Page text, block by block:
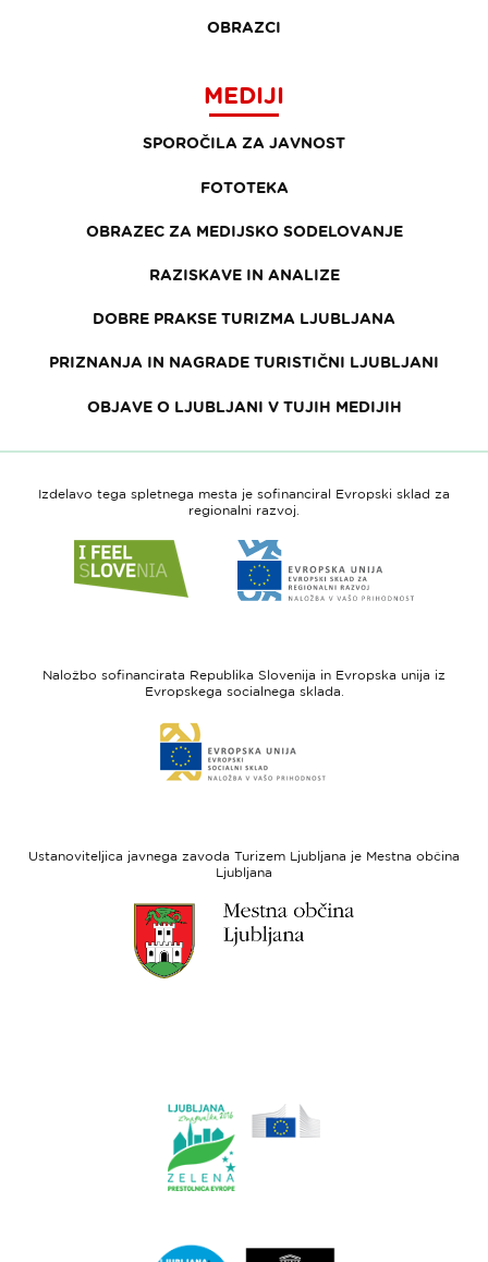
OBRAZCI
MEDIJI
SPOROČILA ZA JAVNOST
FOTOTEKA
OBRAZEC ZA MEDIJSKO SODELOVANJE
RAZISKAVE IN ANALIZE
DOBRE PRAKSE TURIZMA LJUBLJANA
PRIZNANJA IN NAGRADE TURISTIČNI LJUBLJANI
OBJAVE O LJUBLJANI V TUJIH MEDIJIH
Izdelavo tega spletnega mesta je sofinanciral Evropski sklad za
regionalni razvoj.
do
spletne
Slovenia
do
spletne
-
regionalni
Naložbo sofinancirata Republika Slovenija in Evropska unija iz
Evropskega socialnega sklada.
do
spletne
sklad
Ustanoviteljica javnega zavoda Turizem Ljubljana je Mestna občina
Ljubljana
spletne